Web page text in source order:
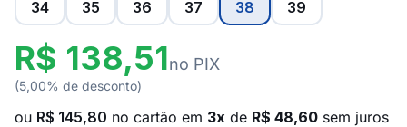
34 35 36 37 38 39
R$ 138,51no PIX
(5,00% de desconto)
ou R$ 145,80 no cartão em 3x de R$ 48,60 sem juros